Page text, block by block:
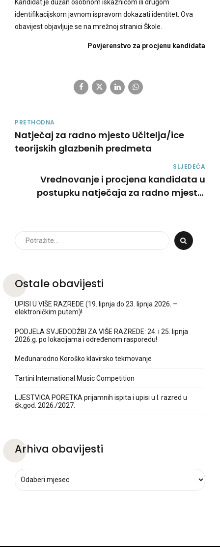
Kandidat je dužan osobnom iskaznicom ili drugom
identifikacijskom javnom ispravom dokazati identitet. Ova
obavijest objavljuje se na mrežnoj stranici Škole.
Povjerenstvo za procjenu kandidata
PRETHODNA
Natječaj za radno mjesto Učitelja/ice
teorijskih glazbenih predmeta
SLJEDEĆA
Vrednovanje i procjena kandidata u
postupku natječaja za radno mjesto:
Ostale obavijesti
UPISI U VIŠE RAZREDE (19. lipnja do 23. lipnja 2026. –
elektroničkim putem)!
PODJELA SVJEDODŽBI ZA VIŠE RAZREDE: 24. i 25. lipnja
2026.g. po lokacijama i određenom rasporedu!
Međunarodno Koroško klavirsko tekmovanje
Tartini International Music Competition
LJESTVICA PORETKA prijamnih ispita i upisi u I. razred u
šk.god. 2026./2027.
Arhiva obavijesti